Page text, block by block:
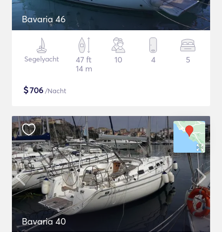
Bavaria 46
Segelyacht
47 ft
14 m
10 4 5
$706 /Nacht
Bavaria 40